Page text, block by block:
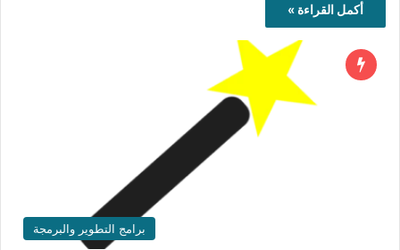
أكمل القراءة »
برامج التطوير والبرمجة